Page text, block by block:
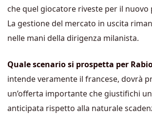
che quel giocatore riveste per il
La gestione del mercato in uscita
nelle mani della dirigenza milanista.
Quale scenario si prospetta per
intende veramente il francese, dovrà
un’offerta importante che giustifichi
anticipata rispetto alla naturale